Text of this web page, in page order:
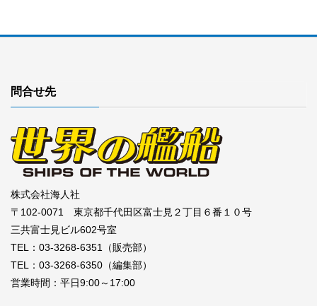
問合せ先
株式会社海人社
〒102-0071 東京都千代田区富士見２丁目６番１０号
三共富士見ビル602号室
TEL：03-3268-6351（販売部）
TEL：03-3268-6350（編集部）
営業時間：平日9:00～17:00